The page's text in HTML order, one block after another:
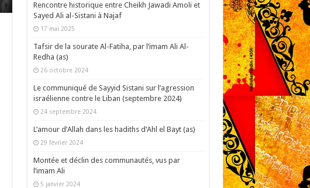
Rencontre historique entre Cheikh Jawadi Amoli et
Sayed Ali al-Sistani à Najaf
17 mai 2025
Tafsir de la sourate Al-Fatiha, par l’imam Ali Al-
Redha (as)
26 octobre 2024
Le communiqué de Sayyid Sistani sur l’agression
israélienne contre le Liban (septembre 2024)
24 septembre 2024
L’amour d’Allah dans les hadiths d’Ahl el Bayt (as)
29 février 2024
Montée et déclin des communautés, vus par
l’imam Ali
5 janvier 2024